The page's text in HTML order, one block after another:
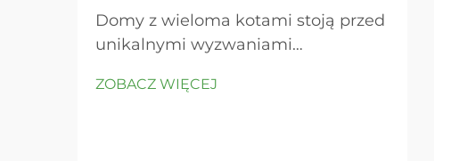
Domy z wieloma kotami stoją przed
unikalnymi wyzwaniami
kuwet i kontrolowaniem zapachów
ZOBACZ WIĘCEJ